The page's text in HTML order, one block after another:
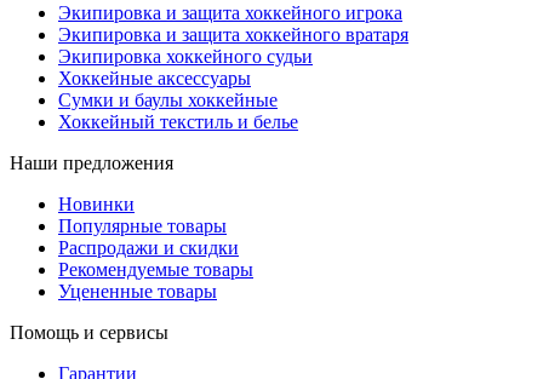
Экипировка и защита хоккейного игрока
Экипировка и защита хоккейного вратаря
Экипировка хоккейного судьи
Хоккейные аксессуары
Сумки и баулы хоккейные
Хоккейный текстиль и белье
Наши предложения
Новинки
Популярные товары
Распродажи и скидки
Рекомендуемые товары
Уцененные товары
Помощь и сервисы
Гарантии